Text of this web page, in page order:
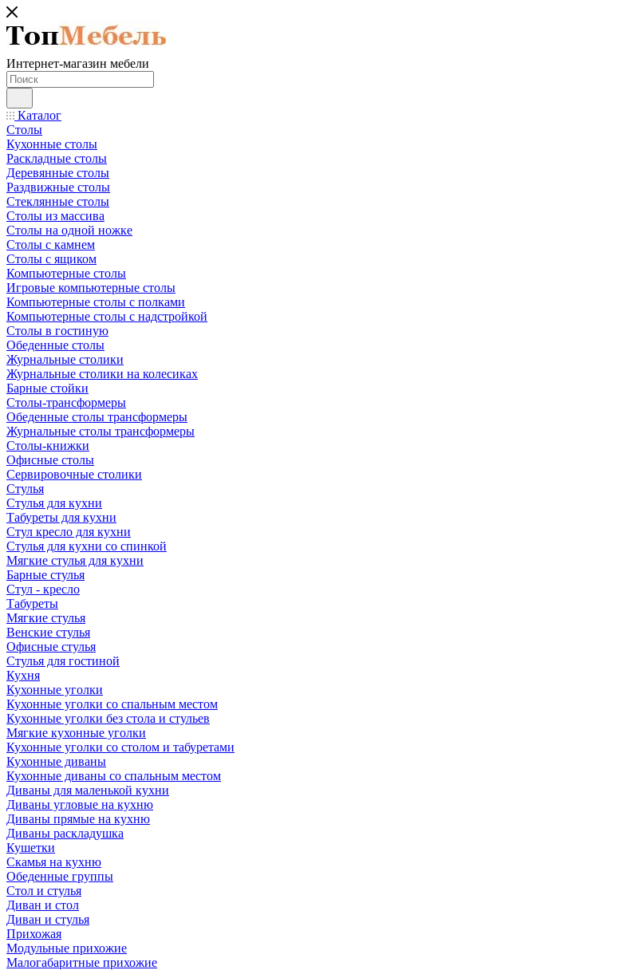
Интернет-магазин мебели
Каталог
Столы
Кухонные столы
Раскладные столы
Деревянные столы
Раздвижные столы
Стеклянные столы
Столы из массива
Столы на одной ножке
Столы с камнем
Столы с ящиком
Компьютерные столы
Игровые компьютерные столы
Компьютерные столы с полками
Компьютерные столы с надстройкой
Столы в гостиную
Обеденные столы
Журнальные столики
Журнальные столики на колесиках
Барные стойки
Столы-трансформеры
Обеденные столы трансформеры
Журнальные столы трансформеры
Столы-книжки
Офисные столы
Сервировочные столики
Стулья
Стулья для кухни
Табуреты для кухни
Стул кресло для кухни
Стулья для кухни со спинкой
Мягкие стулья для кухни
Барные стулья
Стул - кресло
Табуреты
Мягкие стулья
Венские стулья
Офисные стулья
Стулья для гостиной
Кухня
Кухонные уголки
Кухонные уголки со спальным местом
Кухонные уголки без стола и стульев
Мягкие кухонные уголки
Кухонные уголки со столом и табуретами
Кухонные диваны
Кухонные диваны со спальным местом
Диваны для маленькой кухни
Диваны угловые на кухню
Диваны прямые на кухню
Диваны раскладушка
Кушетки
Скамья на кухню
Обеденные группы
Стол и стулья
Диван и стол
Диван и стулья
Прихожая
Модульные прихожие
Малогабаритные прихожие